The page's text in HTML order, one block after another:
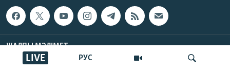
РУС
LIVE
ЖАЛПЫ МӘЛІМЕТ